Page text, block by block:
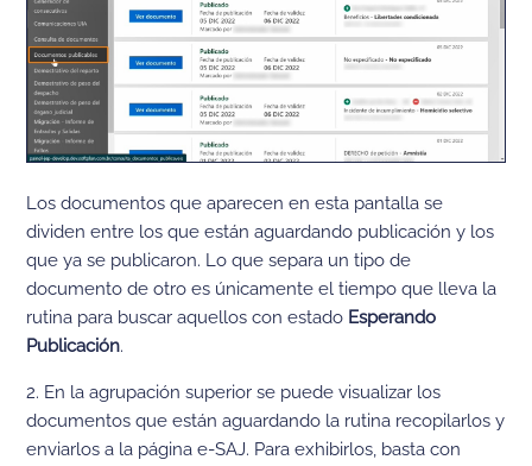
Los documentos que aparecen en esta pantalla se
dividen entre los que están aguardando publicación y los
que ya se publicaron. Lo que separa un tipo de
documento de otro es únicamente el tiempo que lleva la
rutina para buscar aquellos con estado Esperando
Publicación.
2. En la agrupación superior se puede visualizar los
documentos que están aguardando la rutina recopilarlos y
enviarlos a la página e-SAJ. Para exhibirlos, basta con